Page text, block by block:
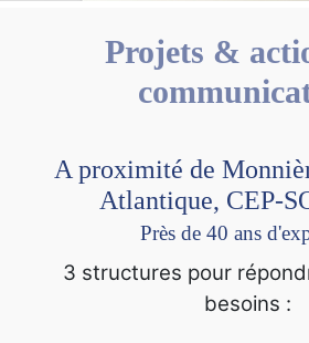
Projets &
A proximité de
Atlantique, CEP-
Près de 40 ans
3 structures pour
besoins :